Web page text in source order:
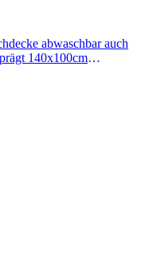
abwaschbar auch
140x100cm